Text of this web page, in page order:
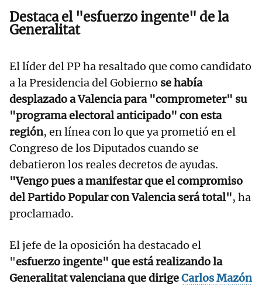
Destaca el "esfuerzo ingente" de la
Generalitat
El líder del PP ha resaltado que como candidato
a la Presidencia del Gobierno se había
desplazado a Valencia para "comprometer" su
"programa electoral anticipado" con esta
región, en línea con lo que ya prometió en el
Congreso de los Diputados cuando se
debatieron los reales decretos de ayudas.
"Vengo pues a manifestar que el compromiso
del Partido Popular con Valencia será total", ha
proclamado.
El jefe de la oposición ha destacado el
"esfuerzo ingente" que está realizando la
Generalitat valenciana que dirigeCarlos Mazón